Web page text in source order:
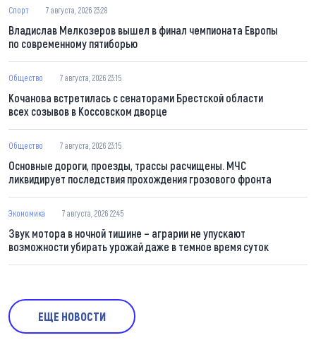
Спорт 7 августа, 2026 23:28
Владислав Мелкозеров вышел в финал чемпионата Европы
по современному пятиборью
Общество 7 августа, 2026 23:15
Кочанова встретилась с сенаторами Брестской области
всех созывов в Коссовском дворце
Общество 7 августа, 2026 23:15
Основные дороги, проезды, трассы расчищены. МЧС
ликвидирует последствия прохождения грозового фронта
Экономика 7 августа, 2026 22:45
Звук мотора в ночной тишине – аграрии не упускают
возможности убирать урожай даже в темное время суток
ЕЩЕ НОВОСТИ